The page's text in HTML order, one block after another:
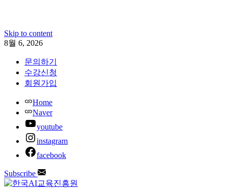
Skip to content
8월 6, 2026
문의하기
수강신청
회원가입
Home
Naver
youtube
instagram
facebook
Subscribe